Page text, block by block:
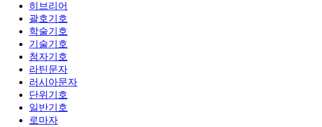
히브리어
괄호기호
학술기호
기술기호
첨자기호
라틴문자
러시아문자
단위기호
일반기호
로마자